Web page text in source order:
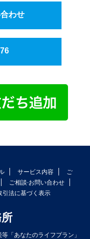
わせ
サービス内容
ご
ご相談·お問い合わせ
引法に基づく表示
「あなたのライフプラン」